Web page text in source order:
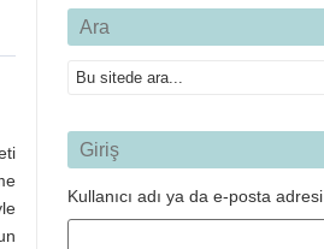
Ara
Giriş
Kullanıcı adı ya da e-posta adresi